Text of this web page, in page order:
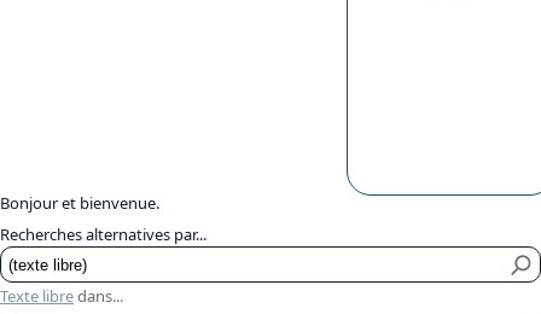
Bonjour et bienvenue.
Recherches alternatives par...
Texte libredans...